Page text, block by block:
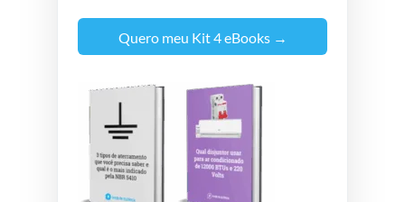
Quero meu Kit 4 eBooks →